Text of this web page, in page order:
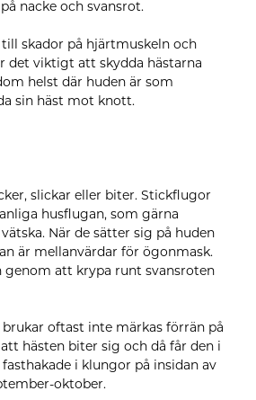
nacke och svansrot.
skador på hjärtmuskeln och
det viktigt att skydda hästarna
helst där huden är som
sin häst mot knott.
slickar eller biter. Stickflugor
husflugan, som gärna
När de sätter sig på huden
är mellanvärdar för ögonmask.
genom att krypa runt svansroten
oftast inte märkas förrän på
hästen biter sig och då får den i
i klungor på insidan av
oktober.